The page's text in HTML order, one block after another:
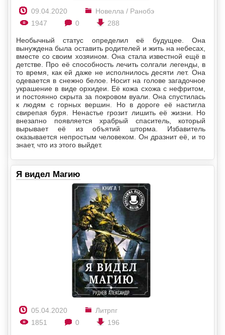
09.04.2020
Новелла / Ранобэ
1947
0 288
Необычный статус определил её будущее. Она
вынуждена была оставить родителей и жить на небесах,
вместе со своим хозяином. Она стала известной ещё в
детстве. Про её способность лечить солгали легенды, в
то время, как ей даже не исполнилось десяти лет. Она
одевается в снежно белое. Носит на голове загадочное
украшение в виде орхидеи. Её кожа схожа с нефритом,
и постоянно скрыта за покровом вуали. Она спустилась
к людям с горных вершин. Но в дороге её настигла
свирепая буря. Ненастье грозит лишить её жизни. Но
внезапно появляется храбрый спаситель, который
вырывает её из объятий шторма. Избавитель
оказывается непростым человеком. Он дразнит её, и то
знает, что из этого выйдет.
Я видел Магию
05.04.2020
Литрпг
1851
0 196